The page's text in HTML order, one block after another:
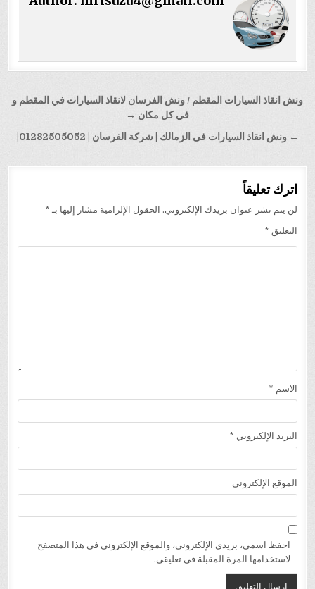
تصفّح
ونش انقاذ السيارات المقطم / ونش الفرسان لانقاذ السيارات في المقطم و
في كل مكان →
← ونش انقاذ السيارات فى الزمالك | شركة الفرسان | 01282505052|
اترك تعليقاً
لن يتم نشر عنوان بريدك الإلكتروني. الحقول الإلزامية مشار إليها بـ *
التعليق *
الاسم *
البريد الإلكتروني *
الموقع الإلكتروني
احفظ اسمي، بريدي الإلكتروني، والموقع الإلكتروني في هذا المتصفح
لاستخدامها المرة المقبلة في تعليقي.